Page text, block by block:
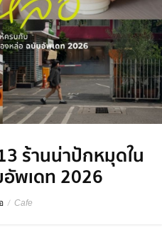
ร้านน่าปักหมุดใน
พเดท 2026
/ Cafe